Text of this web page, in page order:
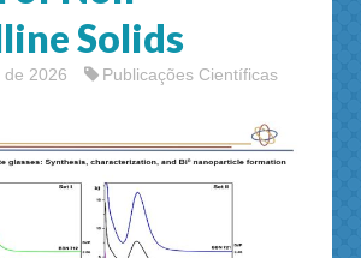
Solids
de 2026 Publicações Científicas